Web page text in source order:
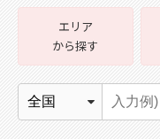
エリア
から探す